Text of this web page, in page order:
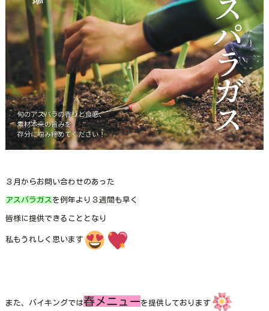
３月からお問い合わせのあった
アスパラガス を例年より３週間も早く
皆様に提供できることとなり
私もうれしく思います
また、バイキングでは春メニューを提供しております